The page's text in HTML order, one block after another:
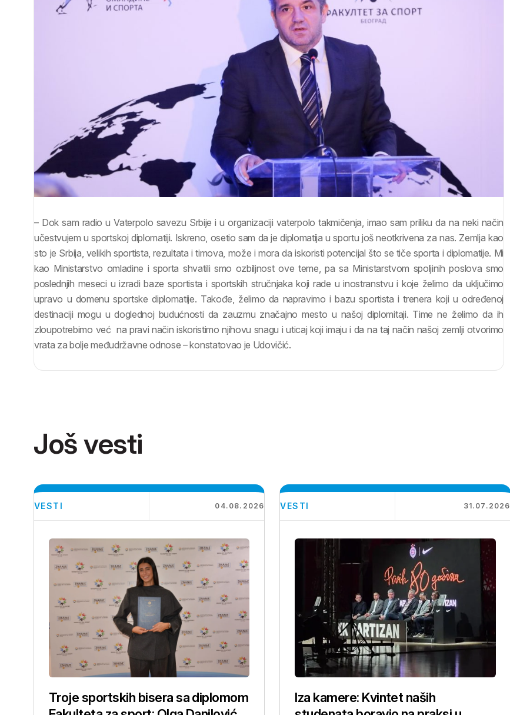
– Dok sam radio u Vaterpolo savezu Srbije i u organizaciji vaterpolo takmičenja, imao sam priliku da na neki način
učestvujem u sportskoj diplomatiji. Iskreno, osetio sam da je diplomatija u sportu još neotkrivena za nas. Zemlja kao
sto je Srbija, velikih sportista, rezultata i timova, može i mora da iskoristi potencijal što se tiče sporta i diplomatije. Mi
kao Ministarstvo omladine i sporta shvatili smo ozbiljnost ove teme, pa sa Ministarstvom spoljinih poslova smo
poslednjih meseci u izradi baze sportista i sportskih stručnjaka koji rade u inostranstvu i koje želimo da uključimo
upravo u domenu sportske diplomatije. Takođe, želimo da napravimo i bazu sportista i trenera koji u određenoj
destinaciji mogu u doglednoj budućnosti da zauzmu značajno mesto u našoj diplomitaji. Time ne želimo da ih
zloupotrebimo već na pravi način iskoristimo njihovu snagu i uticaj koji imaju i da na taj način našoj zemlji otvorimo
vrata za bolje međudržavne odnose – konstatovao je Udovičić.
Još vesti
VESTI 04.08.2026
Troje sportskih bisera sa diplomom
VESTI 31.07.2026
Iza kamere: Kvintet naših